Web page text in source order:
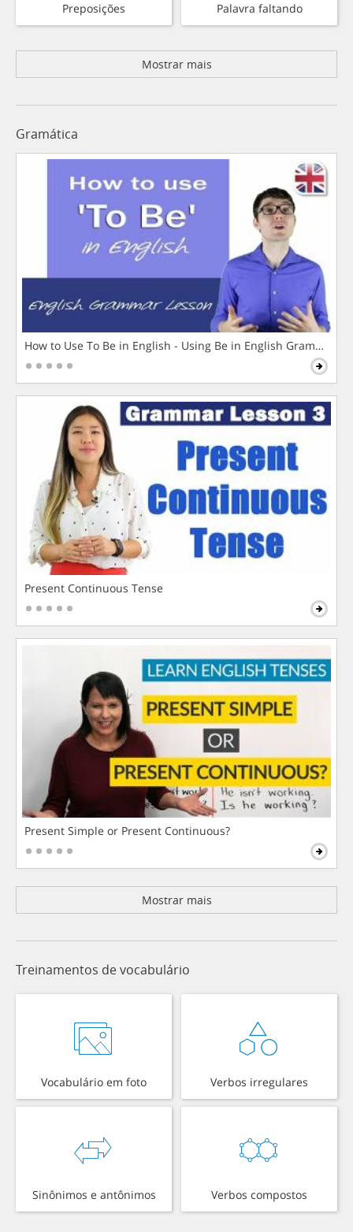
Preposições Palavra faltando
Mostrar mais
Gramática
How to Use To Be in English - Using Be in English Grammar
Present Continuous Tense
Present Simple or Present Continuous?
Mostrar mais
Treinamentos de vocabulário
Vocabulário em foto Verbos irregulares
Sinônimos e antônimos Verbos compostos